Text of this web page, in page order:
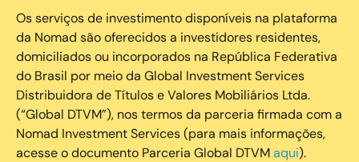
Os serviços de investimento disponíveis na plataforma
da Nomad são oferecidos a investidores residentes,
domiciliados ou incorporados na República Federativa
do Brasil por meio da Global Investment Services
Distribuidora de Títulos e Valores Mobiliários Ltda.
(“Global DTVM”), nos termos da parceria firmada com a
Nomad Investment Services (para mais informações,
acesse o documento Parceria Global DTVMaqui).